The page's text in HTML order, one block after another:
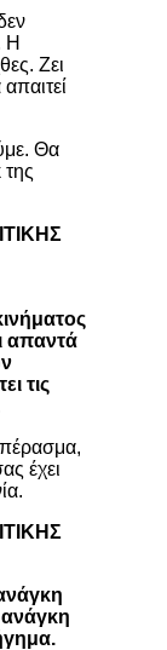
Η
Ζει
Θα
απαντά
τις
έχει
ανάγκη